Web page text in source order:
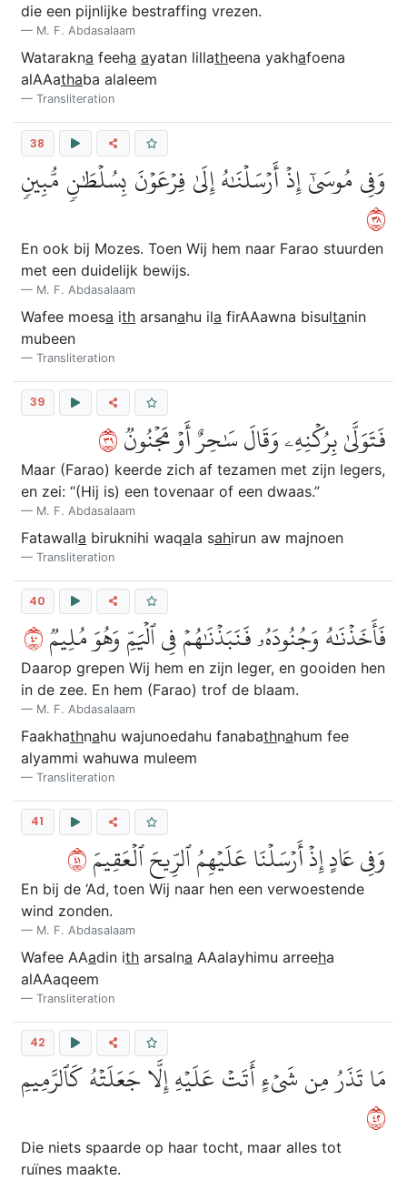
die een pijnlijke bestraffing vrezen.
M. F. Abdasalaam
Watarakna feeha ayatan lillatheena yakhafoena
alAAathaba alaleem
Transliteration
38
وَفِي مُوسَىٰٓ إِذۡ أَرۡسَلۡنَٰهُ إِلَىٰ فِرۡعَوۡنَ بِسُلۡطَٰنٖ مُّبِينٖ
٨٣
En ook bij Mozes. Toen Wij hem naar Farao stuurden
met een duidelijk bewijs.
M. F. Abdasalaam
Wafee moesa ith arsanahu ila firAAawna bisultanin
mubeen
Transliteration
39
فَتَوَلَّىٰ بِرُكۡنِهِۦ وَقَالَ سَٰحِرٌ أَوۡ مَجۡنُونٞ٩٣
Maar (Farao) keerde zich af tezamen met zijn legers,
en zei: “(Hij is) een tovenaar of een dwaas.”
M. F. Abdasalaam
Fatawalla biruknihi waqala sahirun aw majnoen
Transliteration
40
فَأَخَذۡنَٰهُ وَجُنُودَهُۥ فَنَبَذۡنَٰهُمۡ فِي ٱلۡيَمِّ وَهُوَ مُلِيمٞ٠٤
Daarop grepen Wij hem en zijn leger, en gooiden hen
in de zee. En hem (Farao) trof de blaam.
M. F. Abdasalaam
Faakhathnahu wajunoedahu fanabathnahum fee
alyammi wahuwa muleem
Transliteration
41
وَفِي عَادٍ إِذۡ أَرۡسَلۡنَا عَلَيۡهِمُ ٱلرِّيحَ ٱلۡعَقِيمَ١٤
En bij de ‘Ad, toen Wij naar hen een verwoestende
wind zonden.
M. F. Abdasalaam
Wafee AAadin ith arsalna AAalayhimu arreeha
alAAaqeem
Transliteration
42
مَا تَذَرُ مِن شَيۡءٍ أَتَتۡ عَلَيۡهِ إِلَّا جَعَلَتۡهُ كَٱلرَّمِيمِ
٢٤
Die niets spaarde op haar tocht, maar alles tot
ruïnes maakte.